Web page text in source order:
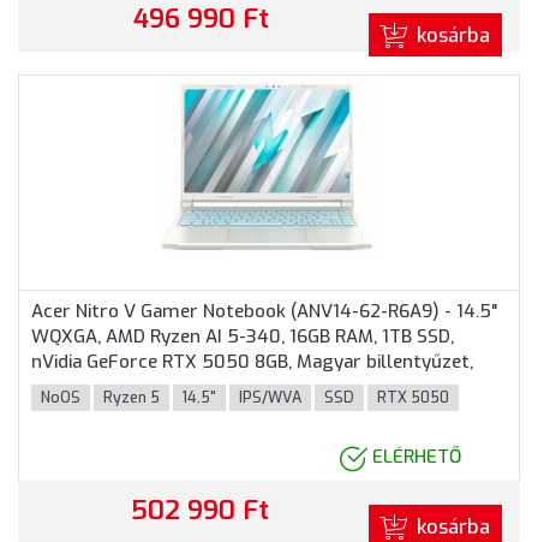
496 990 Ft kosárba
Acer Nitro V Gamer Notebook (ANV14-62-R6A9) - 14.5"
WQXGA, AMD Ryzen AI 5-340, 16GB RAM, 1TB SSD,
nVidia GeForce RTX 5050 8GB, Magyar billentyűzet,
Operációs rendszer nélkül, 3 év garancia, Fehér színben
NoOS Ryzen 5 14.5" IPS/WVA SSD RTX 5050
ELÉRHETŐ
502 990 Ft kosárba